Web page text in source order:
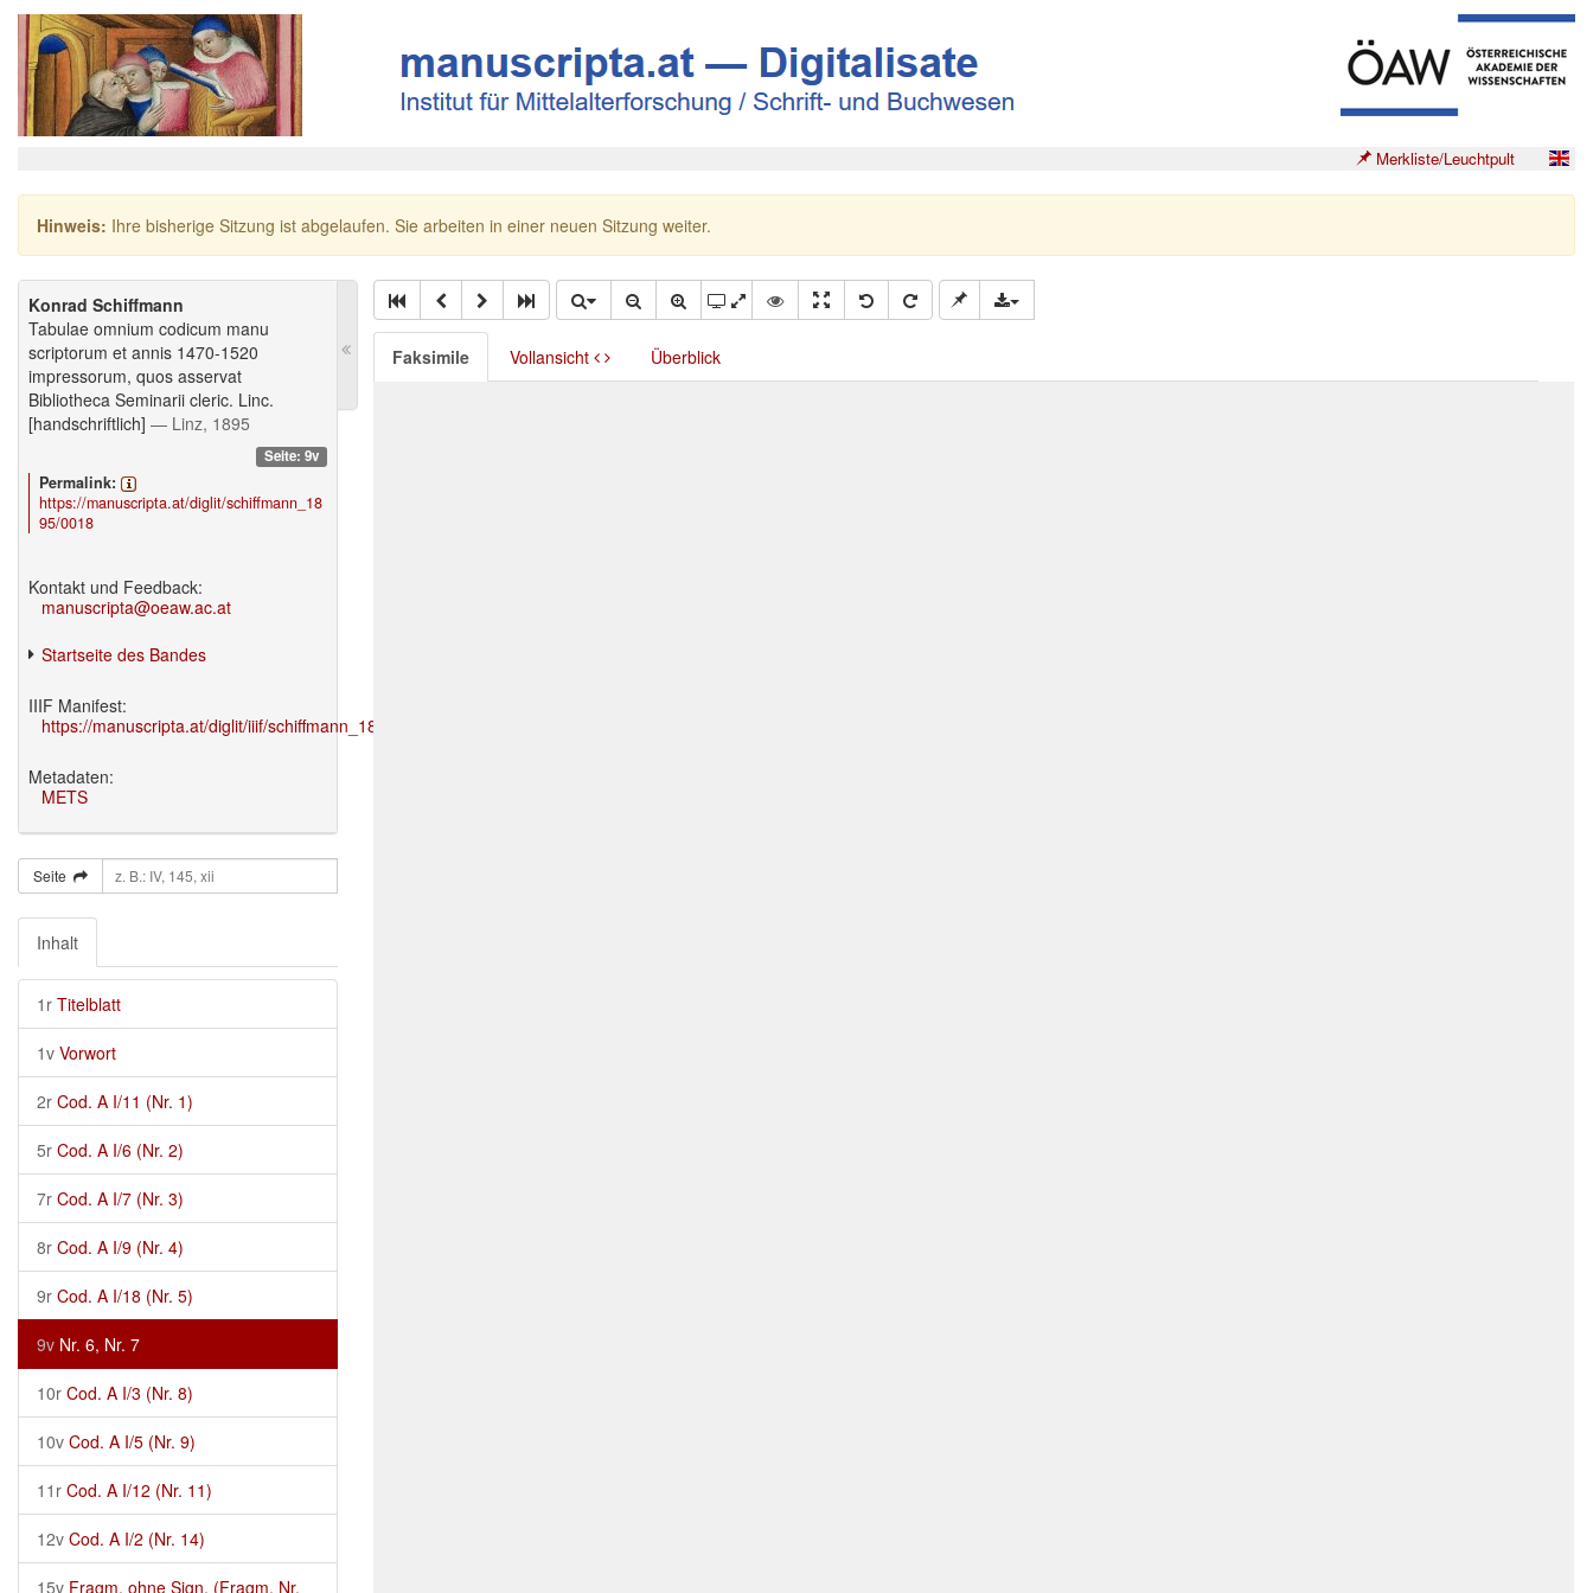
Merkliste/Leuchtpult
Hinweis: Ihre bisherige Sitzung ist abgelaufen. Sie arbeiten in einer neuen Sitzung weiter.
Konrad Schiffmann
Tabulae omnium codicum manu
scriptorum et annis 1470-1520
impressorum, quos asservat
Bibliotheca Seminarii cleric. Linc.
[handschriftlich] — Linz, 1895
Seite: 9v
Permalink:
https://manuscripta.at/diglit/schiffmann_18
95/0018
Kontakt und Feedback:
manuscripta@oeaw.ac.at
Startseite des Bandes
IIIF Manifest:
https://manuscripta.at/diglit/iiif/schiffmann_1895/manifest.json
Metadaten:
METS
Seite
Inhalt
1r Titelblatt
1v Vorwort
2r Cod. A I/11 (Nr. 1)
5r Cod. A I/6 (Nr. 2)
7r Cod. A I/7 (Nr. 3)
8r Cod. A I/9 (Nr. 4)
9r Cod. A I/18 (Nr. 5)
9v Nr. 6, Nr. 7
10r Cod. A I/3 (Nr. 8)
10v Cod. A I/5 (Nr. 9)
11r Cod. A I/12 (Nr. 11)
12v Cod. A I/2 (Nr. 14)
15v Fragm. ohne Sign. (Fragm. Nr.
Faksimile Vollansicht Überblick